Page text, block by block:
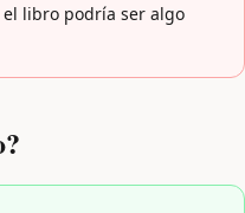
libro podría ser algo